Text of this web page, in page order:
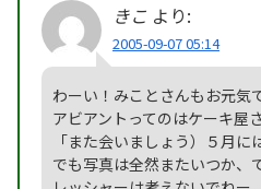
きこ より:
2005-09-07 05:14
わーい！みことさんもお元気
アビアントってのはケーキ屋
「また会いましょう）５月に
でも写真は全然またいつか、